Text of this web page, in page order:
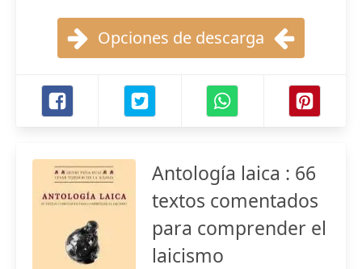
Opciones de descarga
Antología laica : 66
textos comentados
para comprender el
laicismo